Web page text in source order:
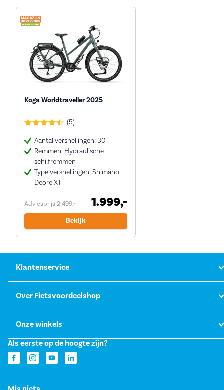
Koga Worldtraveller 2025
(5)
Aantal versnellingen: 30
Remmen: Hydraulische
schijfremmen
Type versnellingen: Shimano
Deore XT
Adviesprijs 2.499,- 1.999,-
Bekijk
Klantenservice
Over Fietsvoordeelshop
Onze winkels
Als eerste op de hoogte zijn?